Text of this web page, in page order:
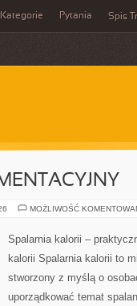
Kategorie Pytania Spis
MOŻLIWOŚĆ
Spalarnia kalorii –
kalorii Spalarnia kalorii to
stworzony z myślą o
uporządkować temat